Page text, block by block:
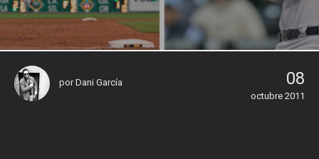
porDani García 08
octubre 2011